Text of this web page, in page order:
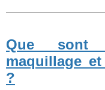
Que sont
maquillage
?